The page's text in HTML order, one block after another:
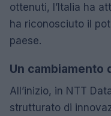
ottenuti, l’Italia ha
ha riconosciuto il
paese.
Un cambiamento
All’inizio, in NTT
strutturato di